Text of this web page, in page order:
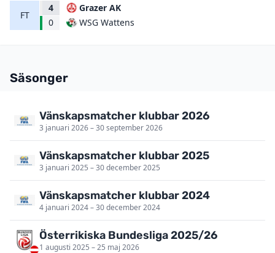
FT
4
0
Grazer AK
WSG Wattens
Säsonger
Vänskapsmatcher klubbar 2026
3 januari 2026 – 30 september 2026
Vänskapsmatcher klubbar 2025
3 januari 2025 – 30 december 2025
Vänskapsmatcher klubbar 2024
4 januari 2024 – 30 december 2024
Österrikiska Bundesliga 2025/26
1 augusti 2025 – 25 maj 2026